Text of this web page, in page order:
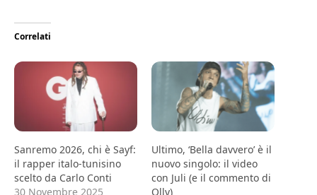
Correlati
Sanremo 2026, chi è Sayf:
il rapper italo-tunisino
scelto da Carlo Conti
30 Novembre 2025
Ultimo, ‘Bella davvero’ è il
nuovo singolo: il video
con Juli (e il commento di
Olly)